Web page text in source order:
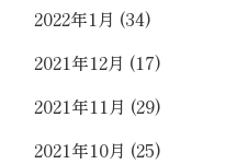
2022年1月 (34)
2021年12月 (17)
2021年11月 (29)
2021年10月 (25)